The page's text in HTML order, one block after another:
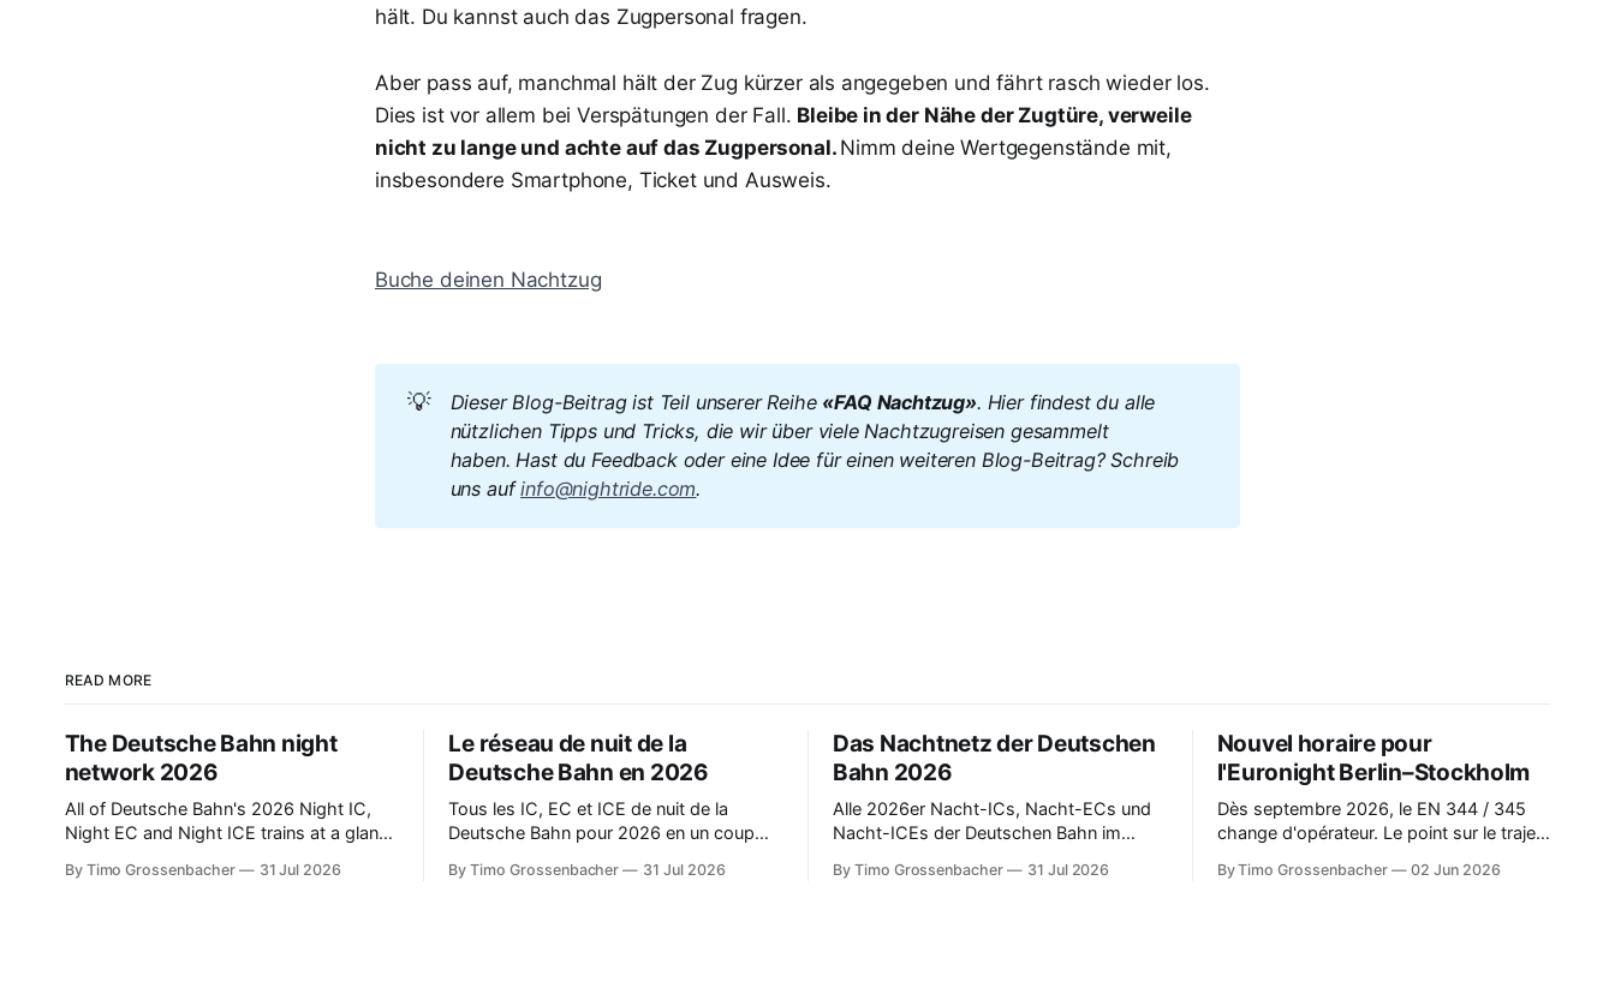
hält. Du kannst auch das Zugpersonal fragen.
Aber pass auf, manchmal hält der Zug kürzer als angegeben und fährt rasch wieder los.
Dies ist vor allem bei Verspätungen der Fall. Bleibe in der Nähe der Zugtüre, verweile
nicht zu lange und achte auf das Zugpersonal. Nimm deine Wertgegenstände mit,
insbesondere Smartphone, Ticket und Ausweis.
Buche deinen Nachtzug
💡 Dieser Blog-Beitrag ist Teil unserer Reihe «FAQ Nachtzug». Hier findest du alle
nützlichen Tipps und Tricks, die wir über viele Nachtzugreisen gesammelt
haben. Hast du Feedback oder eine Idee für einen weiteren Blog-Beitrag? Schreib
uns auf info@nightride.com.
READ MORE
The Deutsche Bahn night
network 2026
All of Deutsche Bahn's 2026 Night IC,
Night EC and Night ICE trains at a glance
By Timo Grossenbacher 31 Jul 2026
Le réseau de nuit de la
Deutsche Bahn en 2026
Tous les IC, EC et ICE de nuit de la
Deutsche Bahn pour 2026 en un coup
les liaisons.
By Timo Grossenbacher 31 Jul 2026
Das Nachtnetz der Deutschen
Bahn 2026
Alle 2026er Nacht-ICs, Nacht-ECs und
Nacht-ICEs der Deutschen Bahn im
Verbindungen.
By Timo Grossenbacher 31 Jul 2026
Nouvel horaire pour
l'Euronight Berlin–Stockholm
Dès septembre 2026, le EN 344 / 345
change d'opérateur. Le point sur le trajet,
By Timo Grossenbacher 02 Jun 2026